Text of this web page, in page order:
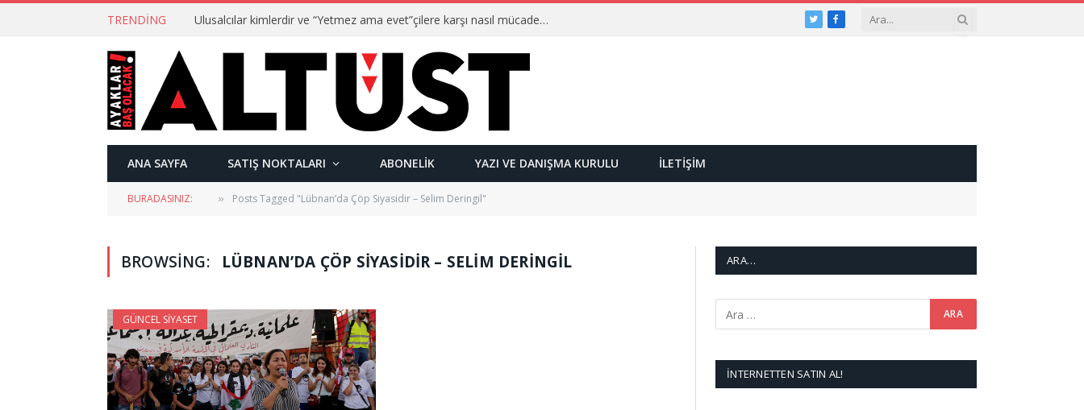
TRENDING Ulusalcılar kimlerdir ve “Yetmez ama evet”çilere karşı nasıl mücadele ederler? TwitterFacebook
ANA SAYFA SATIŞ NOKTALARI ABONELIK YAZI VE DANIŞMA KURULU İLETIŞIM
BURADASINIZ: » Posts Tagged "Lübnan’da Çöp Siyasidir – Selim Deringil"
BROWSING: LÜBNAN’DA ÇÖP SIYASIDIR – SELIM DERINGIL
GÜNCEL SIYASET
ARA…
İNTERNETTEN SATIN AL!